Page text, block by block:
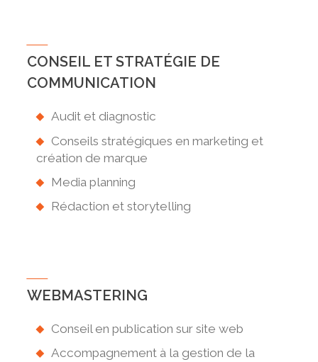
CONSEIL ET STRATÉGIE DE
COMMUNICATION
Audit et diagnostic
Conseils stratégiques en marketing et
création de marque
Media planning
Rédaction et storytelling
WEBMASTERING
Conseil en publication sur site web
Accompagnement à la gestion de la